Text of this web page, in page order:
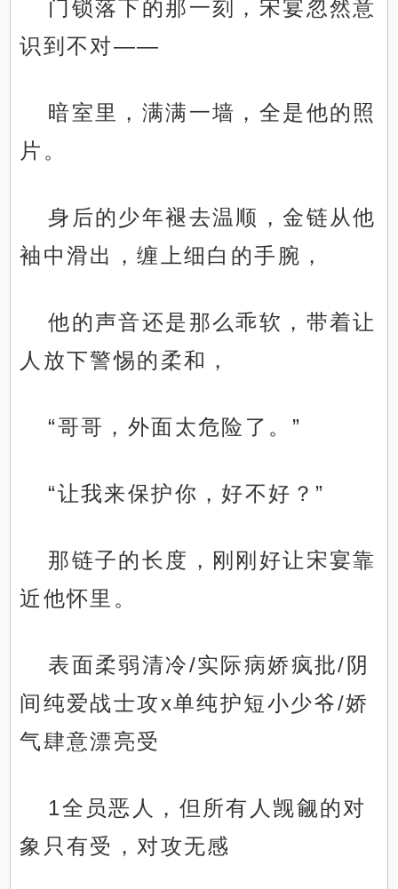
门锁落下的那一刻，宋宴忽然意
识到不对——
暗室里，满满一墙，全是他的照
片。
身后的少年褪去温顺，金链从他
袖中滑出，缠上细白的手腕，
他的声音还是那么乖软，带着让
人放下警惕的柔和，
“哥哥，外面太危险了。”
“让我来保护你，好不好？”
那链子的长度，刚刚好让宋宴靠
近他怀里。
表面柔弱清冷/实际病娇疯批/阴
间纯爱战士攻x单纯护短小少爷/娇
气肆意漂亮受
1全员恶人，但所有人觊觎的对
象只有受，对攻无感